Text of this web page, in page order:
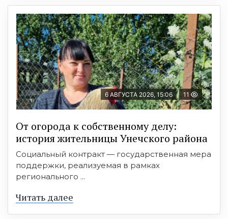
6 АВГУСТА 2026, 15:06 11
От огорода к собственному делу:
история жительницы Унечского района
Социальный контракт — государственная мера
поддержки, реализуемая в рамках
регионального ...
Читать далее